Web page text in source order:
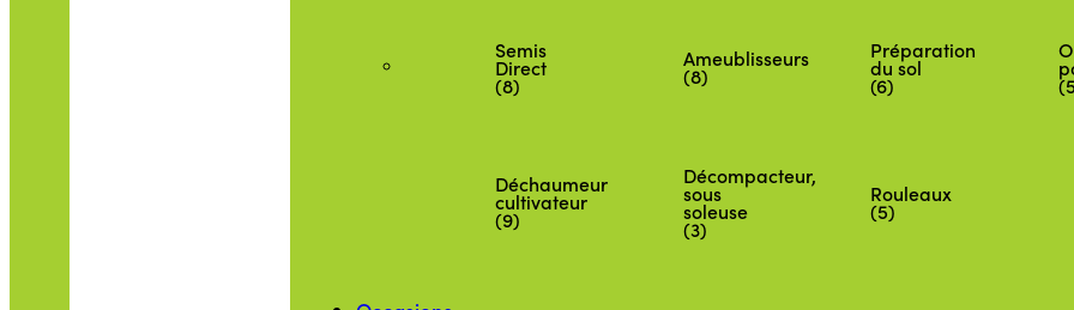
Semis
Direct
(8)
Ameublisseurs
(8)
Préparation
du sol
(6)
Déchaumeur
cultivateur
(9)
Décompacteur,
sous
soleuse
(3)
Rouleaux
(5)